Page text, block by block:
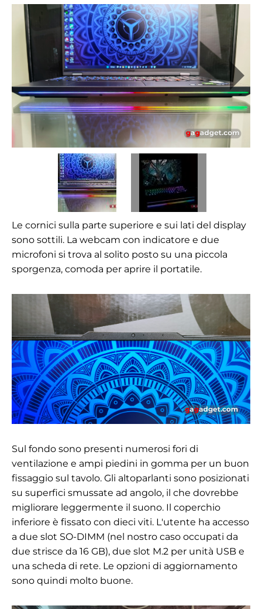
Le cornici sulla parte superiore e sui lati del display
sono sottili. La webcam con indicatore e due
microfoni si trova al solito posto su una piccola
sporgenza, comoda per aprire il portatile.
Sul fondo sono presenti numerosi fori di
ventilazione e ampi piedini in gomma per un buon
fissaggio sul tavolo. Gli altoparlanti sono posizionati
su superfici smussate ad angolo, il che dovrebbe
migliorare leggermente il suono. Il coperchio
inferiore è fissato con dieci viti. L'utente ha accesso
a due slot SO-DIMM (nel nostro caso occupati da
due strisce da 16 GB), due slot M.2 per unità USB e
una scheda di rete. Le opzioni di aggiornamento
sono quindi molto buone.